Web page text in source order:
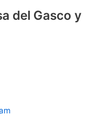
del Gasco y